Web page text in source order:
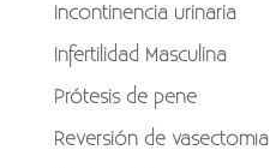
Incontinencia urinaria
Infertilidad Masculina
Prótesis de pene
Reversión de vasectomía